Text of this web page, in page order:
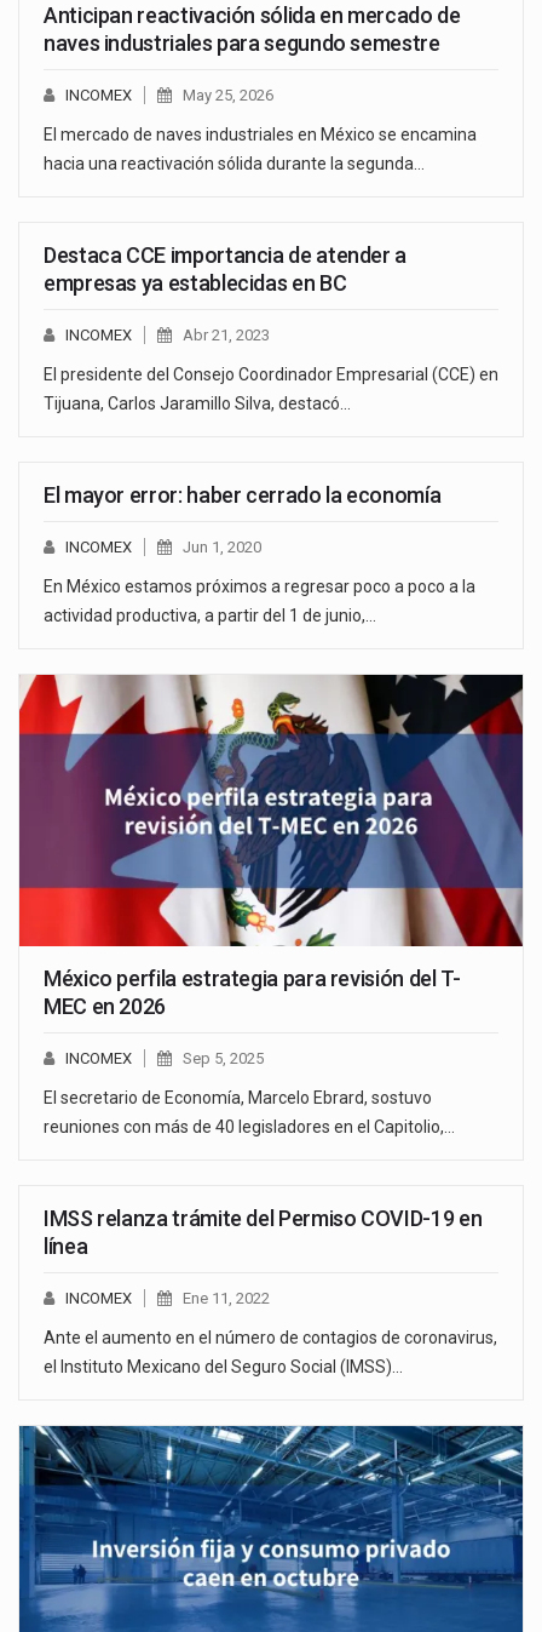
Anticipan reactivación sólida en mercado de
naves industriales para segundo semestre
INCOMEX May 25, 2026
El mercado de naves industriales en México se encamina
hacia una reactivación sólida durante la segunda…
Destaca CCE importancia de atender a
empresas ya establecidas en BC
INCOMEX Abr 21, 2023
El presidente del Consejo Coordinador Empresarial (CCE) en
Tijuana, Carlos Jaramillo Silva, destacó…
El mayor error: haber cerrado la economía
INCOMEX Jun 1, 2020
En México estamos próximos a regresar poco a poco a la
actividad productiva, a partir del 1 de junio,…
México perfila estrategia para revisión del T-
MEC en 2026
INCOMEX Sep 5, 2025
El secretario de Economía, Marcelo Ebrard, sostuvo
reuniones con más de 40 legisladores en el Capitolio,…
IMSS relanza trámite del Permiso COVID-19 en
línea
INCOMEX Ene 11, 2022
Ante el aumento en el número de contagios de coronavirus,
el Instituto Mexicano del Seguro Social (IMSS)…